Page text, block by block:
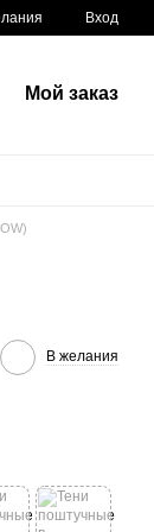
Вход
Мой заказ
В желания